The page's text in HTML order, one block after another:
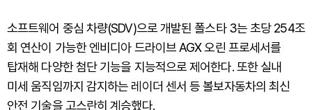
소프트웨어 중심 차량(SDV)으로 개발된 폴스타 3는 초당 254조
회 연산이 가능한 엔비디아 드라이브 AGX 오린 프로세서를
탑재해 다양한 첨단 기능을 지능적으로 제어한다. 또한 실내
미세 움직임까지 감지하는 레이더 센서 등 볼보자동차의 최신
안전 기술을 고스란히 계승했다.